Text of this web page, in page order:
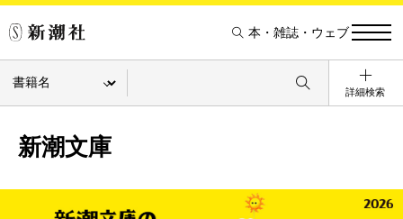
本・雑誌・ウェブ
詳細検索
新潮文庫